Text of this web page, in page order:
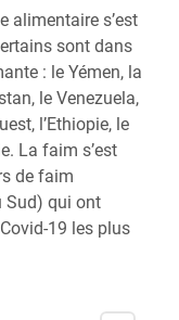
alimentaire s’est
sont dans
: le Yémen, la
le Venezuela,
l’Ethiopie, le
La faim s’est
de faim
Sud) qui ont
19 les plus